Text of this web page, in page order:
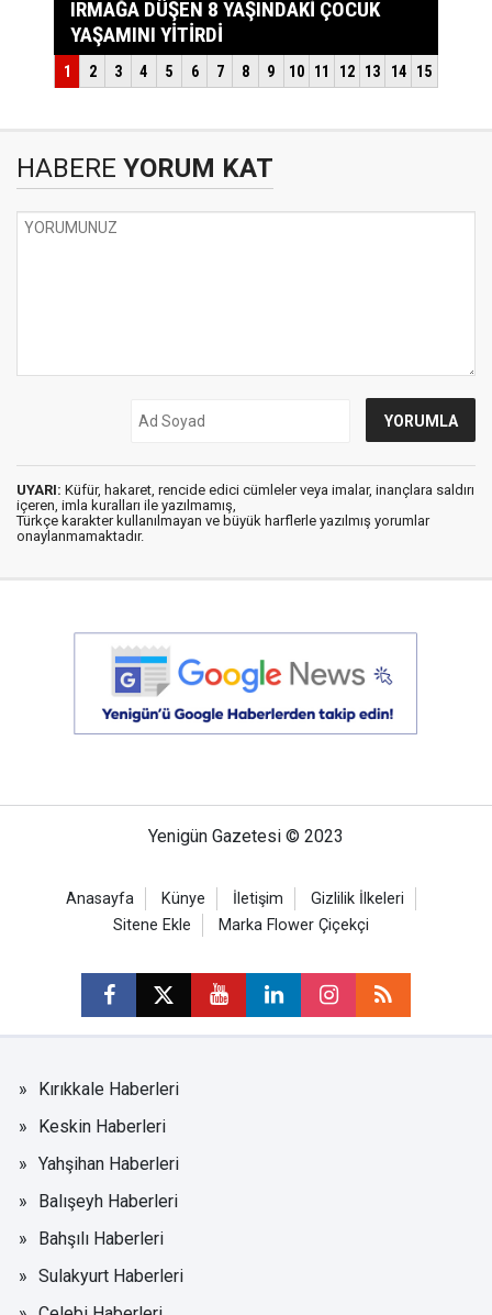
HABERE YORUM KAT
UYARI: Küfür, hakaret, rencide edici cümleler veya imalar, inançlara saldırı
içeren, imla kuralları ile yazılmamış,
Türkçe karakter kullanılmayan ve büyük harflerle yazılmış yorumlar
onaylanmamaktadır.
Yenigün Gazetesi © 2023
Anasayfa Künye İletişim
Gizlilik İlkeleri
Sitene Ekle
Marka Flower Çiçekçi
Kırıkkale Haberleri
Keskin Haberleri
Yahşihan Haberleri
Balışeyh Haberleri
Bahşılı Haberleri
Sulakyurt Haberleri